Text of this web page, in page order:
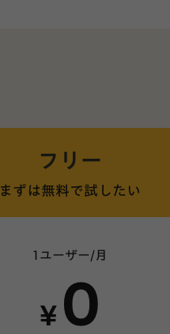
フリー
まずは無料で試したい
1ユーザー/月
¥ 0